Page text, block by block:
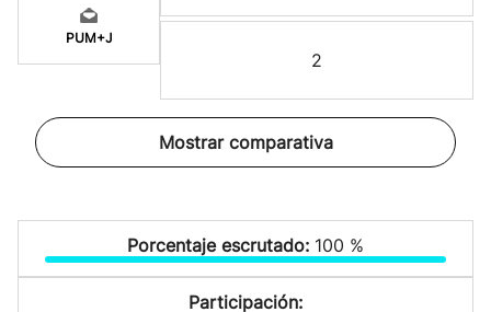
PUM+J
2
Mostrar comparativa
Porcentaje escrutado: 100 %
Participación: